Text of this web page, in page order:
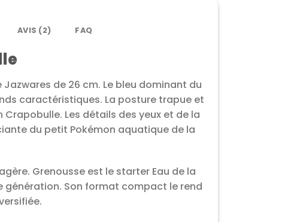
AVIS (2) FAQ
de 26 cm. Le bleu dominant du
caractéristiques. La posture trapue et
Les détails des yeux et de la
du petit Pokémon aquatique de la
Grenousse est le starter Eau de la
génération. Son format compact le rend